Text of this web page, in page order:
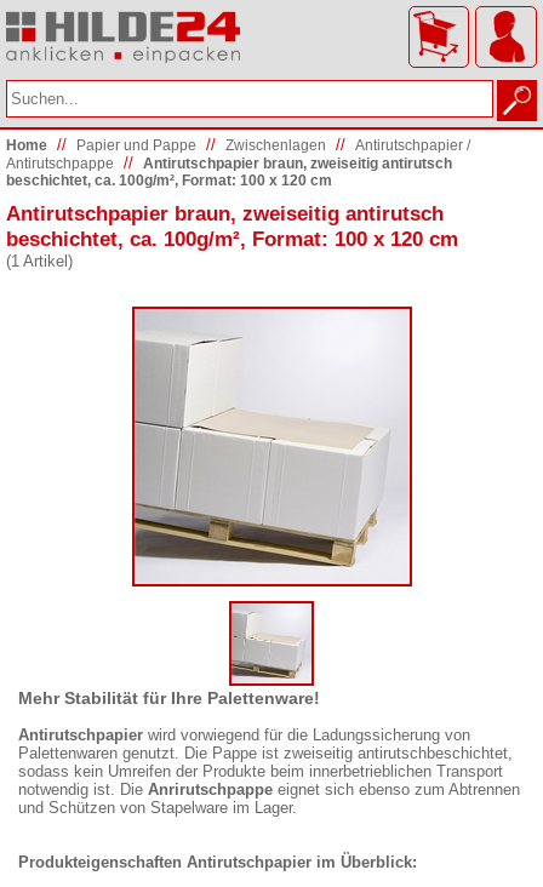
Home // Papier und Pappe // Zwischenlagen // Antirutschpapier /
Antirutschpappe
// Antirutschpapier braun, zweiseitig antirutsch
beschichtet, ca. 100g/m², Format: 100 x 120 cm
Antirutschpapier braun, zweiseitig antirutsch
beschichtet, ca. 100g/m², Format: 100 x 120 cm
(1 Artikel)
Mehr Stabilität für Ihre Palettenware!
Antirutschpapier wird vorwiegend für die Ladungssicherung von
Palettenwaren genutzt. Die Pappe ist zweiseitig antirutschbeschichtet,
sodass kein Umreifen der Produkte beim innerbetrieblichen Transport
notwendig ist. Die Anrirutschpappe eignet sich ebenso zum Abtrennen
und Schützen von Stapelware im Lager.
Produkteigenschaften Antirutschpapier im Überblick: